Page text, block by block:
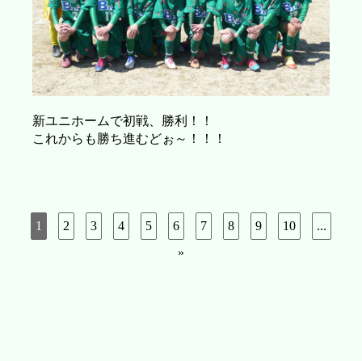
新ユニホームで初戦、勝利！！
これからも勝ち進むどぉ～！！！
1 2 3 4 5 6 7 8 9 10
...
»